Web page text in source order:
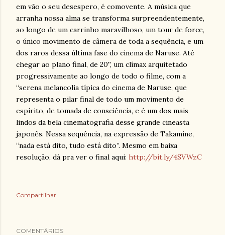
em vão o seu desespero, é comovente. A música que
arranha nossa alma se transforma surpreendentemente,
ao longo de um carrinho maravilhoso, um tour de force,
o único movimento de câmera de toda a sequência, e um
dos raros dessa última fase do cinema de Naruse. Até
chegar ao plano final, de 20'', um clímax arquitetado
progressivamente ao longo de todo o filme, com a
“serena melancolia típica do cinema de Naruse, que
representa o pilar final de todo um movimento de
espírito, de tomada de consciência, e é um dos mais
lindos da bela cinematografia desse grande cineasta
japonês. Nessa sequência, na expressão de Takamine,
“nada está dito, tudo está dito”. Mesmo em baixa
resolução, dá pra ver o final aqui: http://bit.ly/4SVWzC
Compartilhar
COMENTÁRIOS